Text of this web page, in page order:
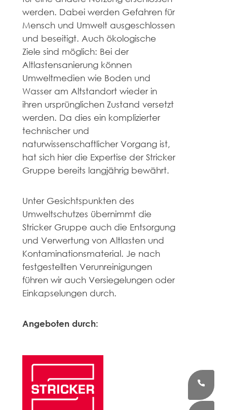
werden. Dabei werden Gefahren für
Mensch und Umwelt ausgeschlossen
und beseitigt. Auch ökologische
Ziele sind möglich: Bei der
Altlastensanierung können
Umweltmedien wie Boden und
Wasser am Altstandort wieder in
ihren ursprünglichen Zustand versetzt
werden. Da dies ein komplizierter
technischer und
naturwissenschaftlicher Vorgang ist,
hat sich hier die Expertise der Stricker
Gruppe bereits langjährig bewährt.
Unter Gesichtspunkten des
Umweltschutzes übernimmt die
Stricker Gruppe auch die Entsorgung
und Verwertung von Altlasten und
Kontaminationsmaterial. Je nach
festgestellten Verunreinigungen
führen wir auch Versiegelungen oder
Einkapselungen durch.
Angeboten durch: